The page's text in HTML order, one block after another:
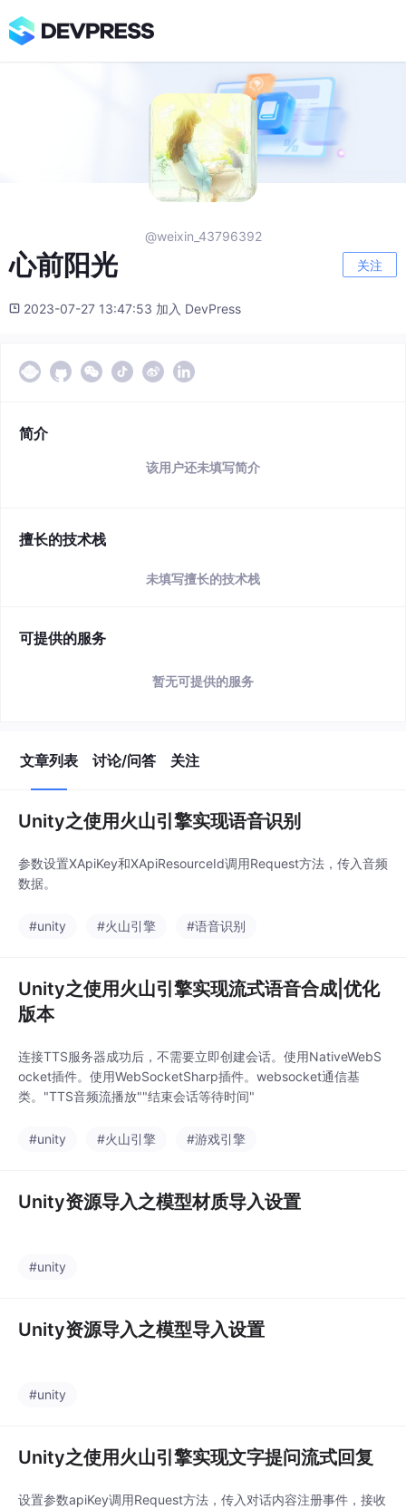
@weixin_43796392
心前阳光 关注
2023-07-27 13:47:53 加入 DevPress
简介
该用户还未填写简介
擅长的技术栈
未填写擅长的技术栈
可提供的服务
暂无可提供的服务
文章列表 讨论/问答 关注
Unity之使用火山引擎实现语音识别
参数设置XApiKey和XApiResourceId调用Request方法，传入音频
数据。
#unity #火山引擎 #语音识别
Unity之使用火山引擎实现流式语音合成|优化
版本
连接TTS服务器成功后，不需要立即创建会话。使用NativeWebS
ocket插件。使用WebSocketSharp插件。websocket通信基
类。"TTS音频流播放""结束会话等待时间"
#unity #火山引擎 #游戏引擎
Unity资源导入之模型材质导入设置
#unity
Unity资源导入之模型导入设置
#unity
Unity之使用火山引擎实现文字提问流式回复
设置参数apiKey调用Request方法，传入对话内容注册事件，接收